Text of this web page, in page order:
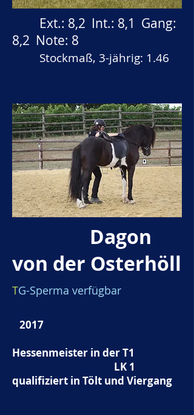
Ext.: 8,2 Int.: 8,1 Gang:
8,2 Note: 8
Stockmaß, 3-jährig: 1.46
Dagon
von der Osterhöll
TG-Sperma verfügbar
2017
Hessenmeister in der T1
LK 1
qualifiziert in Tölt und Viergang